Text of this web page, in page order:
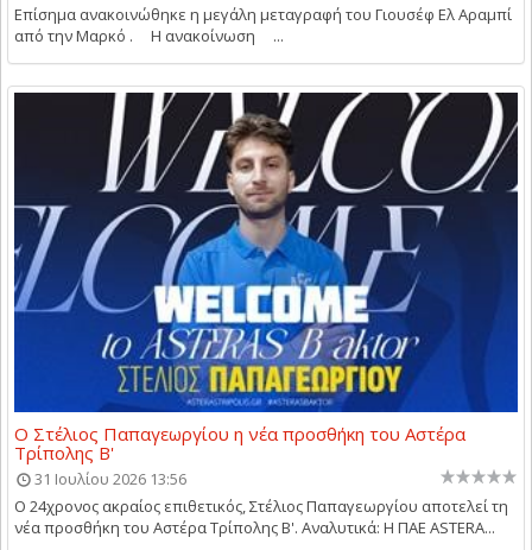
Επίσημα ανακοινώθηκε η μεγάλη μεταγραφή του Γιουσέφ Ελ Αραμπί
από την Μαρκό . Η ανακοίνωση ...
Ο Στέλιος Παπαγεωργίου η νέα προσθήκη του Αστέρα
Τρίπολης Β'
31 Ιουλίου 2026 13:56
Ο 24χρονος ακραίος επιθετικός, Στέλιος Παπαγεωργίου αποτελεί τη
νέα προσθήκη του Αστέρα Τρίπολης Β'. Αναλυτικά: Η ΠΑΕ ASTERA...